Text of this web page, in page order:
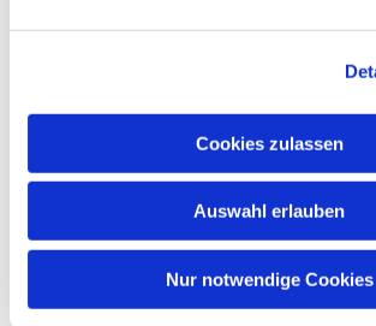
Cookies zulassen
Auswahl erlauben
Nur notwendige Cookies
0151 68134038
Datenschutz
AGB
Widerruf